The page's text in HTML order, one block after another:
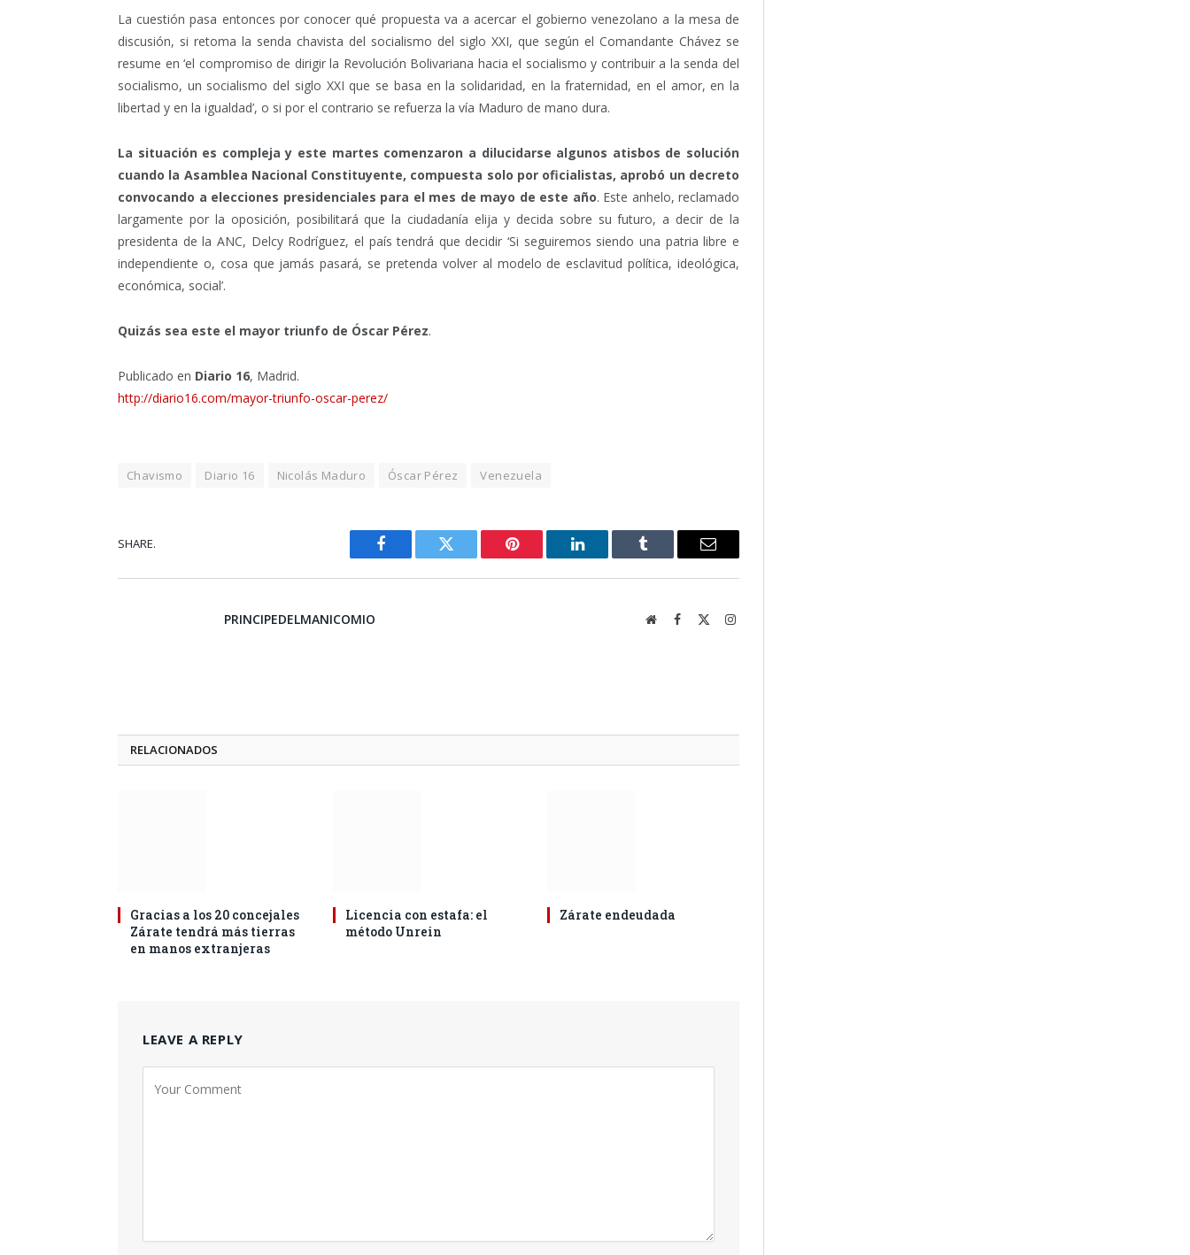
La cuestión pasa entonces por conocer qué propuesta va a acercar el gobierno venezolano a la mesa de
discusión, si retoma la senda chavista del socialismo del siglo XXI, que según el Comandante Chávez se
resume en ‘el compromiso de dirigir la Revolución Bolivariana hacia el socialismo y contribuir a la senda del
socialismo, un socialismo del siglo XXI que se basa en la solidaridad, en la fraternidad, en el amor, en la
libertad y en la igualdad’, o si por el contrario se refuerza la vía Maduro de mano dura.
La situación es compleja y este martes comenzaron a dilucidarse algunos atisbos de solución
cuando la Asamblea Nacional Constituyente, compuesta solo por oficialistas, aprobó un decreto
convocando a elecciones presidenciales para el mes de mayo de este año. Este anhelo, reclamado
largamente por la oposición, posibilitará que la ciudadanía elija y decida sobre su futuro, a decir de la
presidenta de la ANC, Delcy Rodríguez, el país tendrá que decidir ‘Si seguiremos siendo una patria libre e
independiente o, cosa que jamás pasará, se pretenda volver al modelo de esclavitud política, ideológica,
económica, social’.
Quizás sea este el mayor triunfo de Óscar Pérez.
Publicado en Diario 16, Madrid.
http://diario16.com/mayor-triunfo-oscar-perez/
Chavismo Diario 16 Nicolás Maduro Óscar Pérez Venezuela
SHARE.
Facebook Twitter Pinterest LinkedIn Tumblr Email
PRINCIPEDELMANICOMIO WebsiteFacebook Instagram
RELACIONADOS
Gracias a los 20 concejales
Zárate tendrá más tierras
en manos extranjeras
Licencia con estafa: el
método Unrein
Zárate endeudada
LEAVE A REPLY